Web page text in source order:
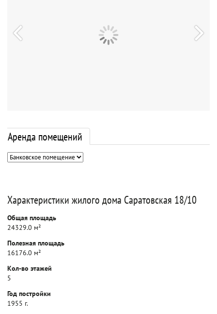
Аренда помещений
Характеристики жилого дома Саратовская 18/10
Общая площадь
24329.0 м²
Полезная площадь
16176.0 м²
Кол-во этажей
5
Год постройки
1955 г.